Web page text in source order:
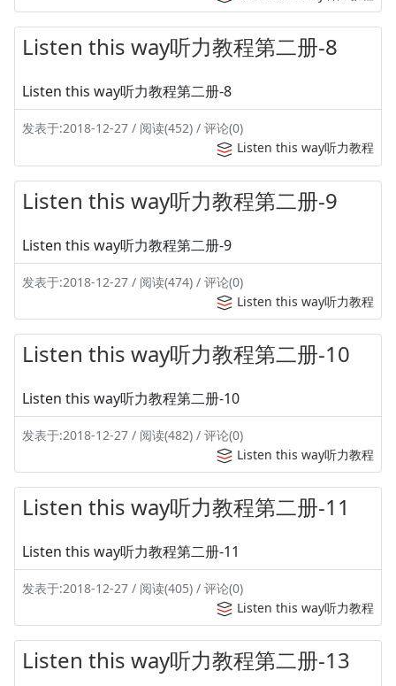
Listen this way听力教程第二册-8
Listen this way听力教程第二册-8
发表于:2018-12-27 / 阅读(452) / 评论(0)
Listen this way听力教程
Listen this way听力教程第二册-9
Listen this way听力教程第二册-9
发表于:2018-12-27 / 阅读(474) / 评论(0)
Listen this way听力教程
Listen this way听力教程第二册-10
Listen this way听力教程第二册-10
发表于:2018-12-27 / 阅读(482) / 评论(0)
Listen this way听力教程
Listen this way听力教程第二册-11
Listen this way听力教程第二册-11
发表于:2018-12-27 / 阅读(405) / 评论(0)
Listen this way听力教程
Listen this way听力教程第二册-13